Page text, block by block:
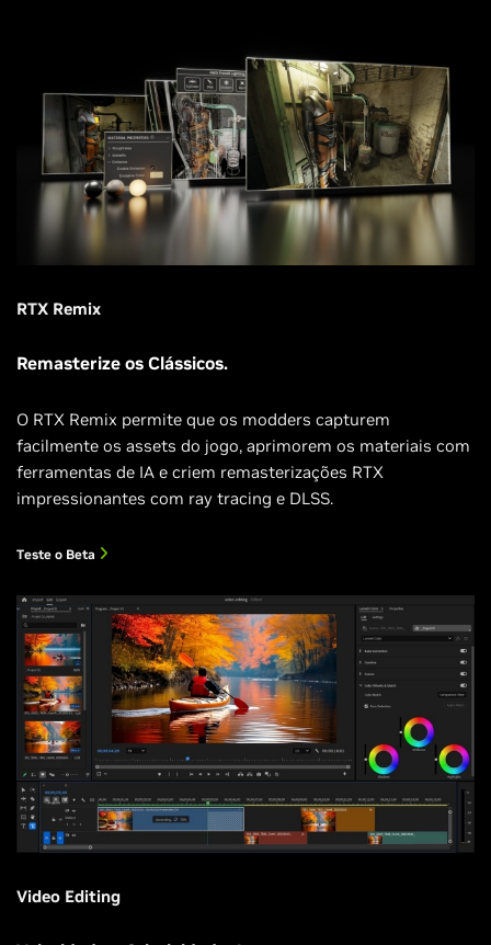
RTX Remix
Remasterize os Clássicos.
O RTX Remix permite que os modders capturem
facilmente os assets do jogo, aprimorem os materiais com
ferramentas de IA e criem remasterizações RTX
impressionantes com ray tracing e DLSS.
Teste o Beta
Video Editing